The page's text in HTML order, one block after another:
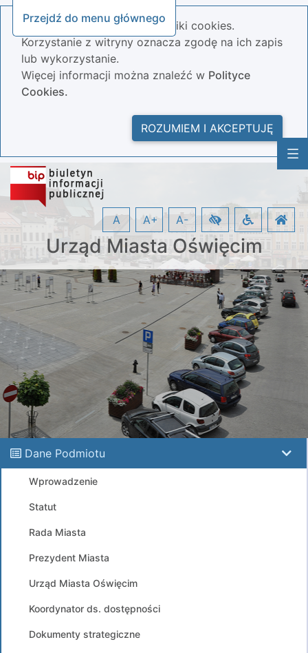
Przejdź do menu głównego
Nasza strona wykorzystuje pliki cookies.
Korzystanie z witryny oznacza zgodę na ich zapis
lub wykorzystanie.
Więcej informacji można znaleźć w Polityce
Cookies.
ROZUMIEM I AKCEPTUJĘ
Urząd Miasta Oświęcim
A A+ A-
Dane Podmiotu
Wprowadzenie
Statut
Rada Miasta
Prezydent Miasta
Urząd Miasta Oświęcim
Koordynator ds. dostępności
Dokumenty strategiczne